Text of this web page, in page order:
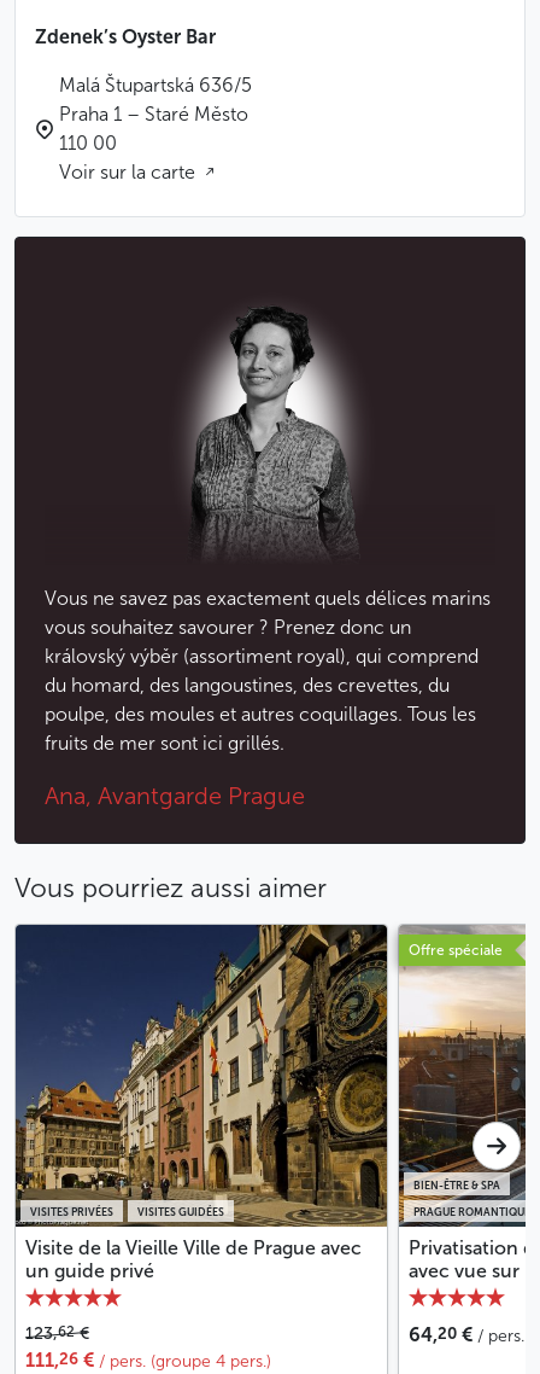
Zdenek’s Oyster Bar
Malá Štupartská 636/5
Praha 1 – Staré Město
110 00
Voir sur la carte
Vous ne savez pas exactement quels délices marins
vous souhaitez savourer ? Prenez donc un
královský výběr (assortiment royal), qui comprend
du homard, des langoustines, des crevettes, du
poulpe, des moules et autres coquillages. Tous les
fruits de mer sont ici grillés.
Ana, Avantgarde Prague
Vous pourriez aussi aimer
VISITES PRIVÉES VISITES GUIDÉES
Visite de la Vieille Ville de Prague avec
un guide privé
123,62€
111,26 € / pers. (groupe 4 pers.)
Offre spéciale
PRAGUE ROMANTIQUE
BIEN-ÊTRE & SPA
Privatisation
avec vue sur
64,20 € / pers.